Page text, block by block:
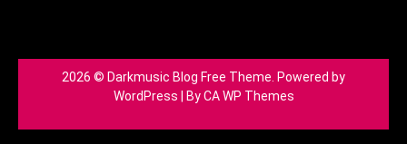
2026 © Darkmusic Blog Free Theme. Powered by
WordPress | ByCA WP Themes